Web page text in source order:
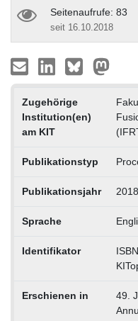
Seitenaufrufe: 83
seit 16.10.2018
Zugehörige
Institution(en)
am KIT
Publikationstyp
Publikationsjahr 2018
Sprache
Identifikator
Erschienen in
49.